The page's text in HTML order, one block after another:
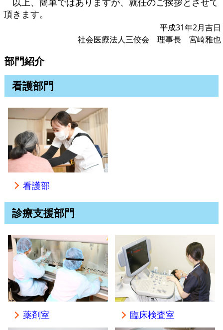
頂きます。
平成31年2月吉日
社会医療法人三佼会 理事長 宮崎雅也
部門紹介
看護部門
看護部
診療支援部門
薬剤室 臨床検査室